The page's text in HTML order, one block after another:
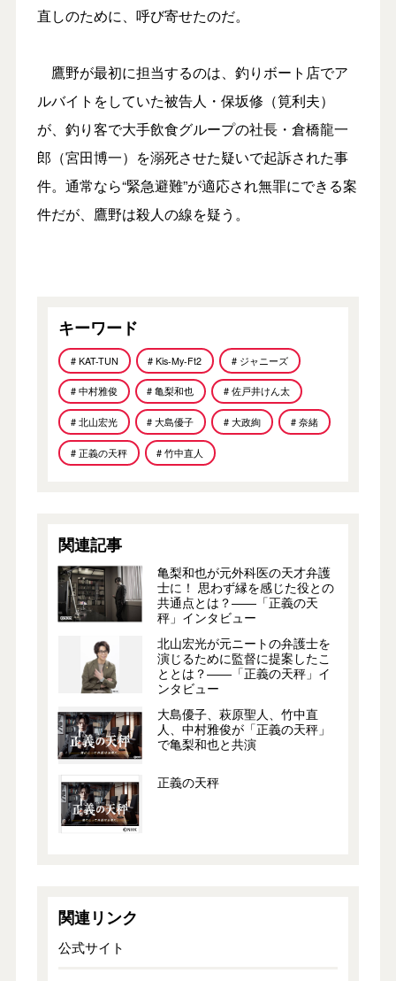
直しのために、呼び寄せたのだ。
鷹野が最初に担当するのは、釣りボート店でア
ルバイトをしていた被告人・保坂修（筧利夫）
が、釣り客で大手飲食グループの社長・倉橋龍一
郎（宮田博一）を溺死させた疑いで起訴された事
件。通常なら“緊急避難”が適応され無罪にできる案
件だが、鷹野は殺人の線を疑う。
キーワード
# KAT-TUN # Kis-My-Ft2 # ジャニーズ
# 中村雅俊 # 亀梨和也 # 佐戸井けん太
# 北山宏光 # 大島優子 # 大政絢 # 奈緒
# 正義の天秤 # 竹中直人
関連記事
亀梨和也が元外科医の天才弁護
士に！ 思わず縁を感じた役との
共通点とは？――「正義の天
秤」インタビュー
北山宏光が元ニートの弁護士を
演じるために監督に提案したこ
ととは？――「正義の天秤」イ
ンタビュー
大島優子、萩原聖人、竹中直
人、中村雅俊が「正義の天秤」
で亀梨和也と共演
正義の天秤
関連リンク
公式サイト